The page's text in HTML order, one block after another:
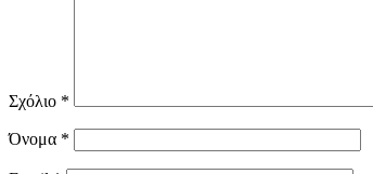
Σχόλιο *
Όνομα *